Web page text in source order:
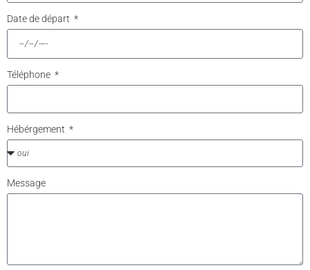
Date de départ
Téléphone
Hébérgement
Message